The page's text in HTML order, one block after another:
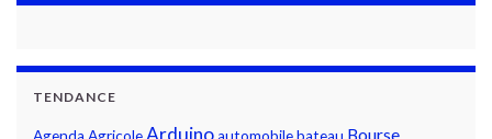
TENDANCE
Agenda AgricoleArduinoautomobilebateau Bourse